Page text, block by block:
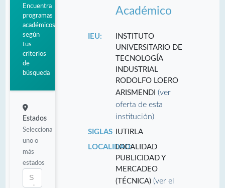
Encuentra
programas
académicos
según
tus
criterios
de
búsqueda
Estados
Selecciona
uno o
más
estados
Académico
IEU:
INSTITUTO
UNIVERSITARIO DE
TECNOLOGÍA
INDUSTRIAL
RODOLFO LOERO
ARISMENDI(ver
oferta de esta
institución)
SIGLAS
IUTIRLA
LOCALIDAD:LOCALIDAD
PUBLICIDAD Y
MERCADEO
(TÉCNICA)(ver el